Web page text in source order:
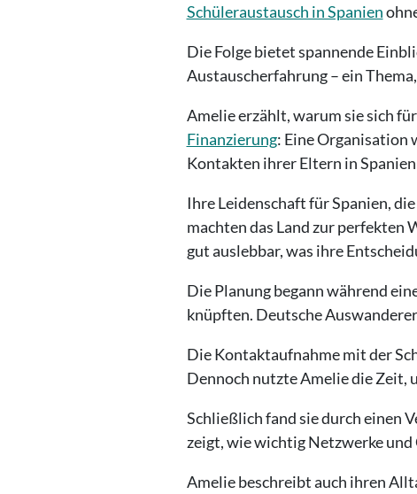
Schüleraustausch in Spanien
Die Folge bietet spannende
Austauscherfahrung – ein
Amelie erzählt, warum sie sich
Finanzierung: Eine Organisation
Kontakten ihrer Eltern in
Ihre Leidenschaft für Spanien,
machten das Land zur perfekten
gut auslebbar, was ihre
Die Planung begann während
knüpften. Deutsche
Die Kontaktaufnahme mit der
Dennoch nutzte Amelie die Zeit,
Schließlich fand sie durch einen
zeigt, wie wichtig Netzwerke
Amelie beschreibt auch ihren